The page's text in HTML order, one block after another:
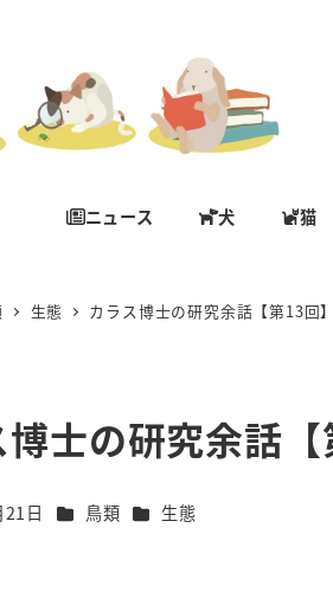
ニュース 犬 猫
生態 カラス博士の研究余話【第13回
博士の研究余話
日 カテゴリー
鳥類 カテゴリー
生態